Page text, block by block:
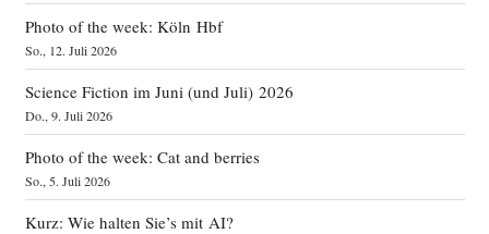
Photo of the week: Köln Hbf
So., 12. Juli 2026
Science Fiction im Juni (und Juli) 2026
Do., 9. Juli 2026
Photo of the week: Cat and berries
So., 5. Juli 2026
Kurz: Wie halten Sie’s mit AI?